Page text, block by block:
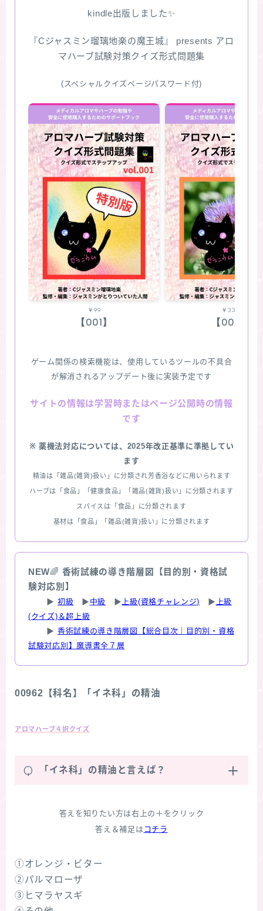
kindle出版しました✨
『Cジャスミン瑠璃地楽の魔王城』 presents アロ
マハーブ試験対策クイズ形式問題集
(スペシャルクイズページパスワード付)
￥99
【001】
￥330
【002】
ゲーム関係の検索機能は、使用しているツールの不具合
が解消されるアップデート後に実装予定です
サイトの情報は学習時またはページ公開時の情報
です
※ 薬機法対応については、2025年改正基準に準拠してい
ます
精油は「雑品(雑貨)扱い」に分類され芳香浴などに用いられます
ハーブは「食品」「健康食品」「雑品(雑貨)扱い」に分類されます
スパイスは「食品」に分類されます
基材は「食品」「雑品(雑貨)扱い」に分類されます
NEW🌈 香術試練の導き階層図【目的別・資格試
験対応別】
▶ 初級 ▶ 中級 ▶ 上級(資格チャレンジ) ▶ 上級
(クイズ)＆超上級
▶ 香術試練の導き階層図【総合目次｜目的別・資格
試験対応別】魔導書全７層
00962【科名】「イネ科」の精油
アロマハーブ４択クイズ
Q 「イネ科」の精油と言えば？
答えを知りたい方は右上の＋をクリック
答え＆補足は コチラ
①オレンジ・ビター
②パルマローザ
③ヒマラヤスギ